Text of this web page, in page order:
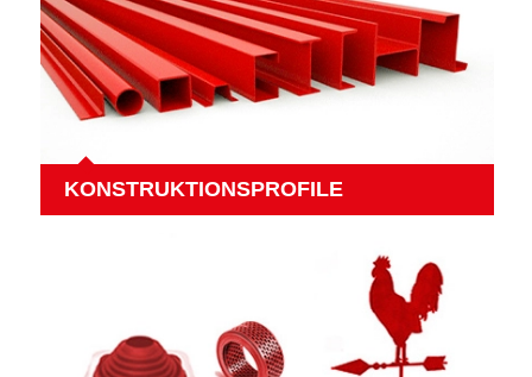
KONSTRUKTIONSPROFILE